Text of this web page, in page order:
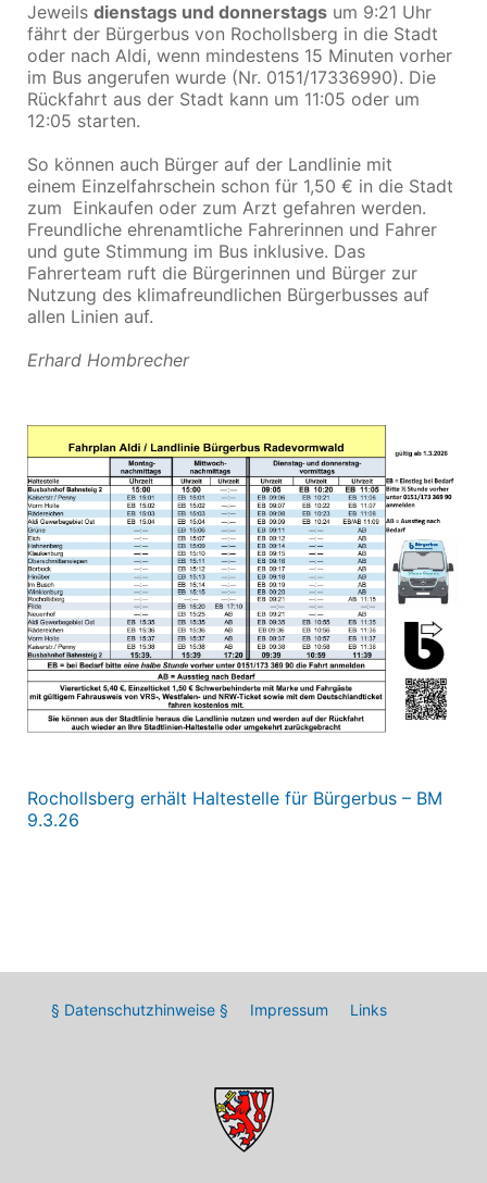
Jeweils dienstags und donnerstags um 9:21 Uhr
fährt der Bürgerbus von Rochollsberg in die Stadt
oder nach Aldi, wenn mindestens 15 Minuten vorher
im Bus angerufen wurde (Nr. 0151/17336990). Die
Rückfahrt aus der Stadt kann um 11:05 oder um
12:05 starten.
So können auch Bürger auf der Landlinie mit
einem Einzelfahrschein schon für 1,50 € in die Stadt
zum Einkaufen oder zum Arzt gefahren werden.
Freundliche ehrenamtliche Fahrerinnen und Fahrer
und gute Stimmung im Bus inklusive. Das
Fahrerteam ruft die Bürgerinnen und Bürger zur
Nutzung des klimafreundlichen Bürgerbusses auf
allen Linien auf.
Erhard Hombrecher
Rochollsberg erhält Haltestelle für Bürgerbus – BM
9.3.26
§ Datenschutzhinweise § Impressum Links